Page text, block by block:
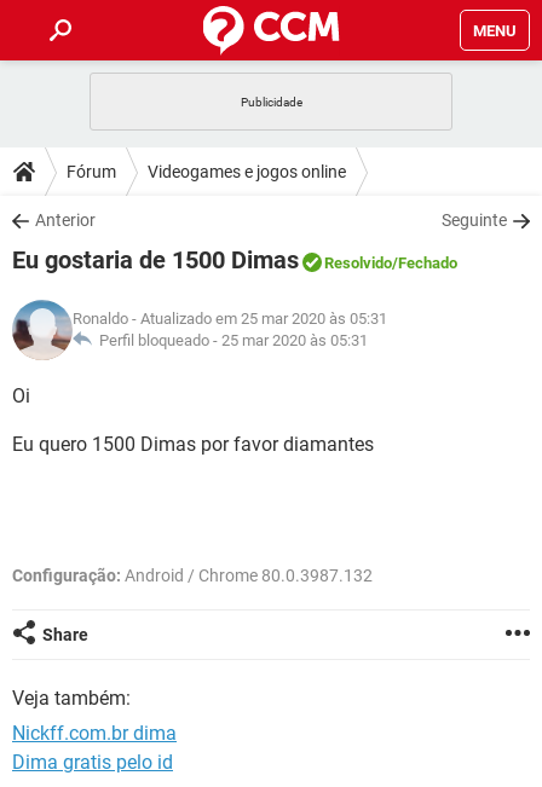
MENU
CELULAR FACEBOOK
OUTLOOK
INSTAGRAM GMAIL
GUIA DE COMPRAS
DICAS
JOGOS WHATSAPP
INSTAGRAM GMAIL
GUIA DE COMPRAS
DOWNLOADS
JOGOS WHATSAPP
CELULAR
OUTLOOK EXCEL
INSTAGRAM
FÓRUM
JOGOS WHATSAPP
CELULAR
OUTLOOK
INSTAGRAM GMAIL
GLOSSÁRIO
JOGOS
Fórum Videogames e jogos online
Anterior Seguinte
Eu gostaria de 1500 Dimas Resolvido/Fechado
Ronaldo - Atualizado em 25 mar 2020 às 05:31
Perfil bloqueado - 25 mar 2020 às 05:31
Oi
Eu quero 1500 Dimas por favor diamantes
Configuração: Android / Chrome 80.0.3987.132
Share
Veja também:
Nickff.com.br dima
Dima gratis pelo id